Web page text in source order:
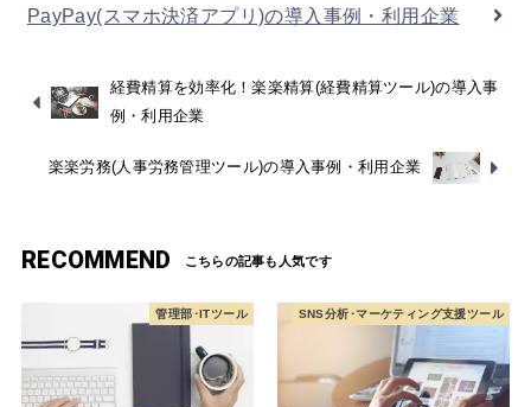
PayPay(スマホ決済アプリ)の導入事例・利用企業
経費精算を効率化！楽楽精算(経費精算ツール)の導入事
例・利用企業
楽楽労務(人事労務管理ツール)の導入事例・利用企業
RECOMMEND
管理部･ITツール SNS分析･マーケティング支援ツール